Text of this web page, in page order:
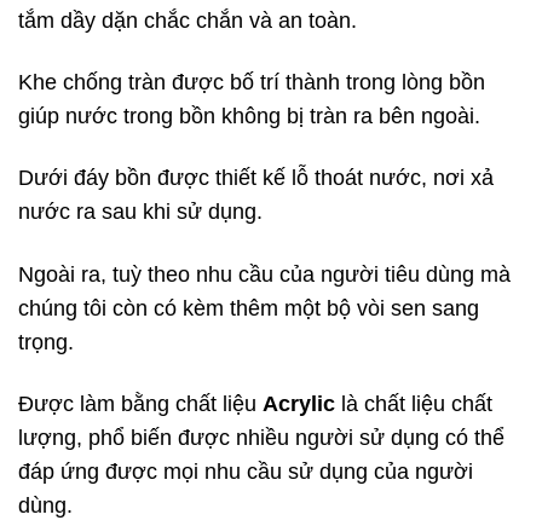
tắm dầy dặn chắc chắn và an toàn.
Khe chống tràn được bố trí thành trong lòng bồn
giúp nước trong bồn không bị tràn ra bên ngoài.
Dưới đáy bồn được thiết kế lỗ thoát nước, nơi xả
nước ra sau khi sử dụng.
Ngoài ra, tuỳ theo nhu cầu của người tiêu dùng mà
chúng tôi còn có kèm thêm một bộ vòi sen sang
trọng.
Được làm bằng chất liệu Acrylic là chất liệu chất
lượng, phổ biến được nhiều người sử dụng có thể
đáp ứng được mọi nhu cầu sử dụng của người
dùng.